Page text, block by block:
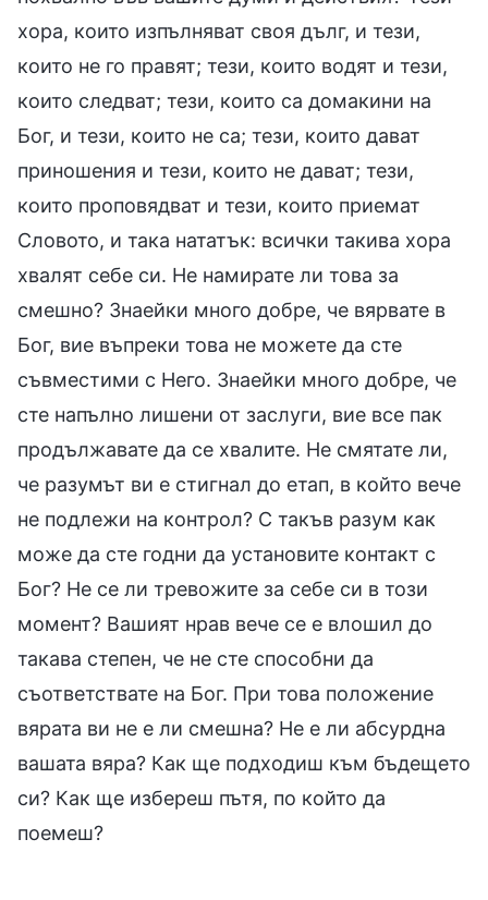
хора, които изпълняват своя дълг, и тези,
които не го правят; тези, които водят и тези,
които следват; тези, които са домакини на
Бог, и тези, които не са; тези, които дават
приношения и тези, които не дават; тези,
които проповядват и тези, които приемат
Словото, и така нататък: всички такива хора
хвалят себе си. Не намирате ли това за
смешно? Знаейки много добре, че вярвате в
Бог, вие въпреки това не можете да сте
съвместими с Него. Знаейки много добре, че
сте напълно лишени от заслуги, вие все пак
продължавате да се хвалите. Не смятате ли,
че разумът ви е стигнал до етап, в който вече
не подлежи на контрол? С такъв разум как
може да сте годни да установите контакт с
Бог? Не се ли тревожите за себе си в този
момент? Вашият нрав вече се е влошил до
такава степен, че не сте способни да
съответствате на Бог. При това положение
вярата ви не е ли смешна? Не е ли абсурдна
вашата вяра? Как ще подходиш към бъдещето
си? Как ще избереш пътя, по който да
поемеш?